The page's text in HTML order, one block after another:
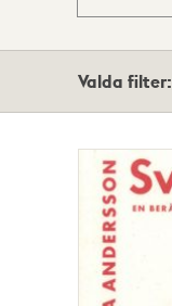
Valda filter: